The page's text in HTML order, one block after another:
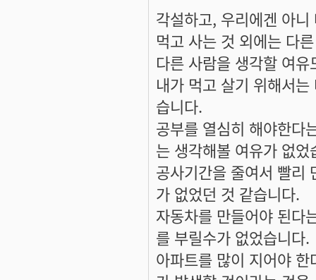
각설하고, 우리에겐 아
먹고 사는 것 외에는 다
다른 사람을 생각할 여
내가 먹고 살기 위해서
습니다.
공부를 열심히 해야한다
는 생각해볼 여유가 없었
공사기간을 줄여서 빨리
가 없었던 것 같습니다.
자동차를 만들어야 된다
를 부릴수가 없었습니다.
아파트를 많이 지어야